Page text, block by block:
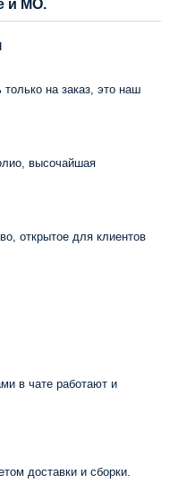
и МО.
на заказ, это наш
высочайшая
открытое для клиентов
в чате работают и
доставки и сборки.